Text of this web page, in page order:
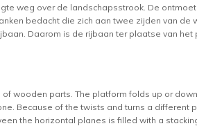
weg over de landschapsstrook. De
bedacht die zich aan twee zijden van
Daarom is de rijbaan ter plaatse van
wooden parts. The platform folds up or
Because of the twists and turns a different
the horizontal planes is filled with a